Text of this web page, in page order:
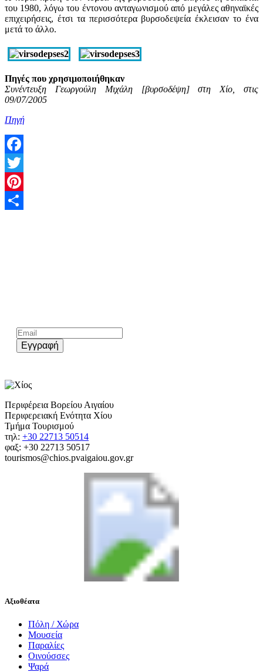
του 1980, λόγω του έντονου ανταγωνισμού από μεγάλες αθηναϊκές
επιχειρήσεις, έτσι τα περισσότερα βυρσοδεψεία έκλεισαν το ένα
μετά το άλλο.
Πηγές που χρησιμοποιήθηκαν
Συνέντευξη Γεωργούλη Μιχάλη [βυρσοδέψη] στη Χίο, στις
09/07/2005
Πηγή
Facebook
Twitter
Pinterest
Εγγραφή
Περιφέρεια Βορείου Αιγαίου
Περιφερειακή Ενότητα Χίου
Τμήμα Τουρισμού
τηλ: +30 22713 50514
φαξ: +30 22713 50517
tourismos@chios.pvaigaiou.gov.gr
Αξιοθέατα
Πόλη / Χώρα
Μουσεία
Παραλίες
Οινούσσες
Ψαρά